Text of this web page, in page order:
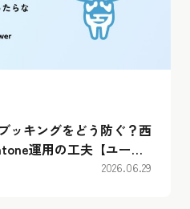
ッキングをどう防ぐ？西
運用の工夫【ユーザ
2026.06.29